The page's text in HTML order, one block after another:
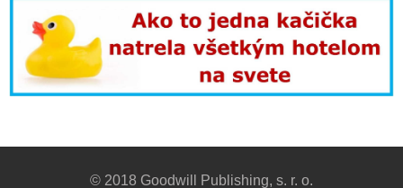
© 2018 Goodwill Publishing, s. r. o.